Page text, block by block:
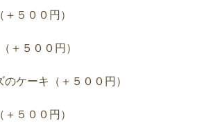
５００円）
＋５００円）
ケーキ（＋５００円）
５００円）